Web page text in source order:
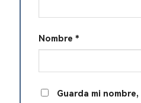
Nombre *
Guarda mi